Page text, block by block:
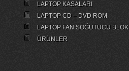
LAPTOP KASALARI
LAPTOP CD – DVD ROM
LAPTOP FAN SOĞUTUCU BLOK
ÜRÜNLER